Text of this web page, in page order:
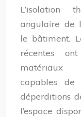
L’isolation
angulaire de
le bâtiment.
récentes
matériaux
capables de
déperditions
l’espace